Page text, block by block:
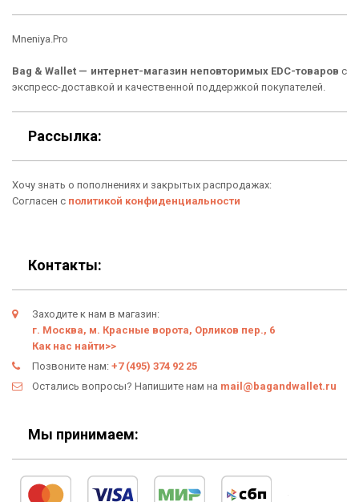
Материалы
Подарочные сертификаты
О нас
Отзывы о Bag & Wallet
Гарантия
Условия возврата
Оферта
Политика конфиденциальности
Кошельки
Сумки
Новинки
Подарки
Mneniya.Pro
Bag & Wallet — интернет-магазин неповторимых EDC-товаров с
экспресс-доставкой и качественной поддержкой покупателей.
Рассылка:
Хочу знать о пополнениях и закрытых распродажах:
Согласен с политикой конфиденциальности
Контакты:
Заходите к нам в магазин:
г. Москва, м. Красные ворота, Орликов пер., 6
Как нас найти>>
Позвоните нам: +7 (495) 374 92 25
Остались вопросы? Напишите нам на mail@bagandwallet.ru
Мы принимаем: